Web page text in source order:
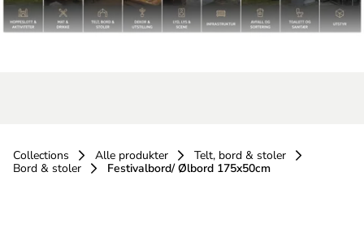
Collections Alle produkter
Telt, bord & stoler
Bord & stoler
Festivalbord/ Ølbord 175x50cm